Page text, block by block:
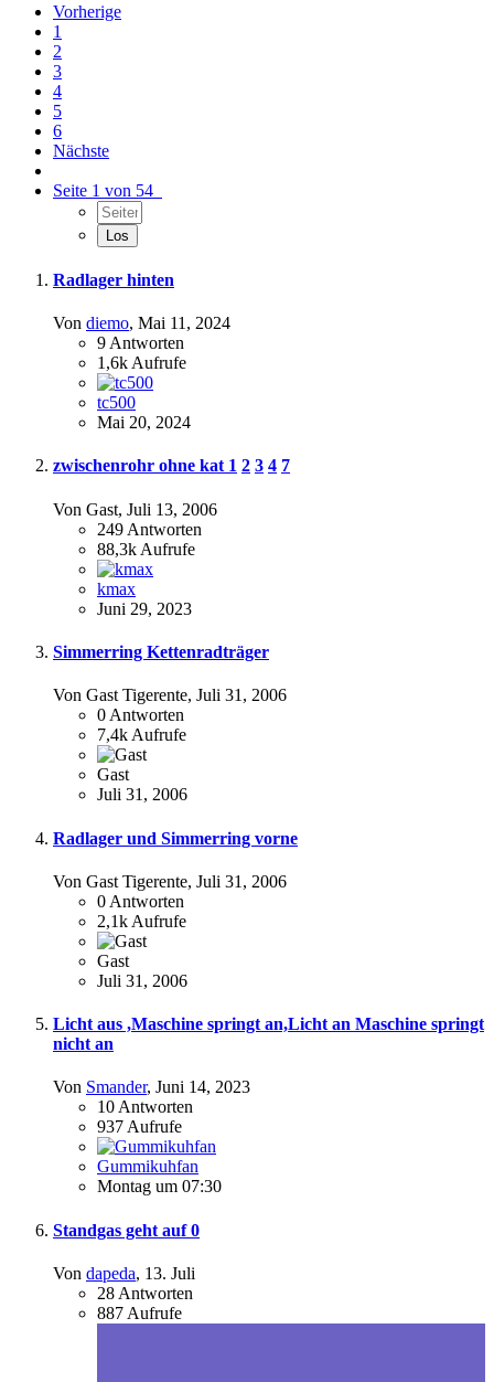
Vorherige
1
2
3
4
5
6
Nächste
Seite 1 von 54
Radlager hinten
Von diemo, Mai 11, 2024
9 Antworten
1,6k Aufrufe
tc500
Mai 20, 2024
zwischenrohr ohne kat 1 2 3 4 7
Von Gast, Juli 13, 2006
249 Antworten
88,3k Aufrufe
kmax
Juni 29, 2023
Simmerring Kettenradträger
Von Gast Tigerente, Juli 31, 2006
0 Antworten
7,4k Aufrufe
Gast
Juli 31, 2006
Radlager und Simmerring vorne
Von Gast Tigerente, Juli 31, 2006
0 Antworten
2,1k Aufrufe
Gast
Juli 31, 2006
Licht aus ,Maschine springt an,Licht an Maschine springt
nicht an
Von Smander, Juni 14, 2023
10 Antworten
937 Aufrufe
Gummikuhfan
Montag um 07:30
Standgas geht auf 0
Von dapeda, 13. Juli
28 Antworten
887 Aufrufe